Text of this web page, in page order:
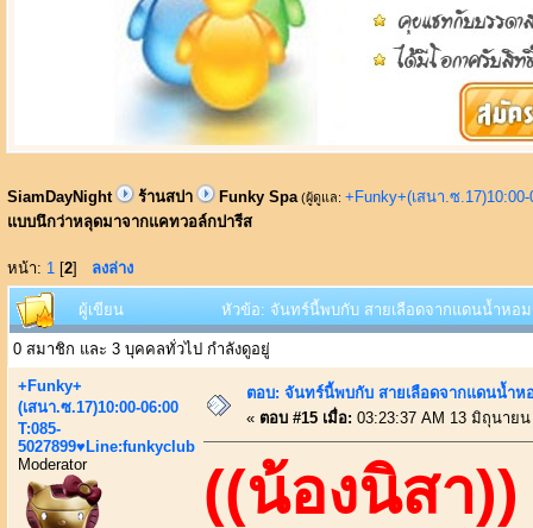
SiamDayNight ร้านสปา Funky Spa (ผู้ดูแล: +Funky+(เสนา.ซ
แบบนึกว่าหลุดมาจากแคทวอล์กปารีส
หน้า: 1 [2] ลงล่าง
ผู้เขียน หัวข้อ: จันทร์นี้พบกับ สายเลือดจากแดนน้ำหอ
0 สมาชิก และ 3 บุคคลทั่วไป กำลังดูอยู่
+Funky+
(เสนา.ซ.17)10:00-06:00
T:085-
5027899♥Line:funkyclub
Moderator
ตอบ: จันทร์นี้พบกับ สายเลือดจากแดนน้ำ
« ตอบ #15 เมื่อ: 03:23:37 AM 13 มิถุนายน
((น้องนิสา))